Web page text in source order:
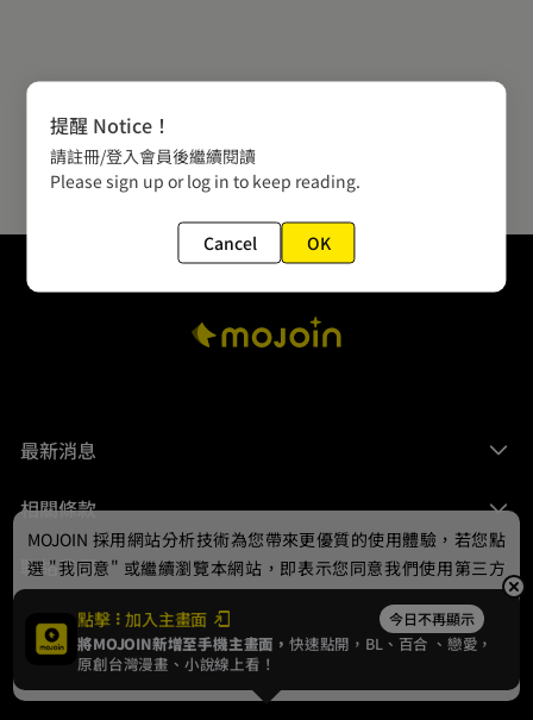
最新消息
相關條款
聯絡我們
© 2024 gamania Digital Entertainment Co., Ltd.
點擊 加入主畫面 今日不再顯示
將MOJOIN新增至手機主畫面，快速點開，BL、 百合 、戀愛，
原創台灣漫畫、小說線上看！
MOJOIN 採用網站分析技術為您帶來更優質的使用體驗，若您點
選 "我同意" 或繼續瀏覽本網站，即表示您同意我們使用第三方
Cookie，欲瞭解更多資訊請見隱私權政策。
我同意
提醒 Notice！
請註冊/登入會員後繼續閱讀
Please sign up or log in to keep reading.
Cancel OK